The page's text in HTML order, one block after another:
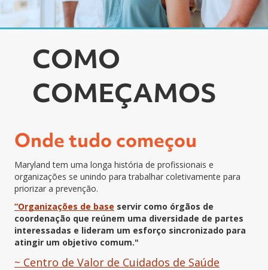
COMO
COMEÇAMOS
Onde tudo começou
Maryland tem uma longa história de profissionais e
organizações se unindo para trabalhar coletivamente para
priorizar a prevenção.
“Organizações de base servir como órgãos de
coordenação que reúnem uma diversidade de partes
interessadas e lideram um esforço sincronizado para
atingir um objetivo comum."
~ Centro de Valor de Cuidados de Saúde